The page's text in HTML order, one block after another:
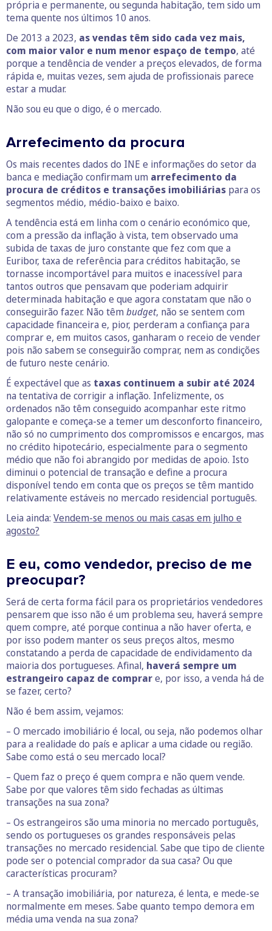
própria e permanente, ou segunda habitação, tem sido um
tema quente nos últimos 10 anos.
De 2013 a 2023, as vendas têm sido cada vez mais,
com maior valor e num menor espaço de tempo, até
porque a tendência de vender a preços elevados, de forma
rápida e, muitas vezes, sem ajuda de profissionais parece
estar a mudar.
Não sou eu que o digo, é o mercado.
Arrefecimento da procura
Os mais recentes dados do INE e informações do setor da
banca e mediação confirmam um arrefecimento da
procura de créditos e transações imobiliárias para os
segmentos médio, médio-baixo e baixo.
A tendência está em linha com o cenário económico que,
com a pressão da inflação à vista, tem observado uma
subida de taxas de juro constante que fez com que a
Euribor, taxa de referência para créditos habitação, se
tornasse incomportável para muitos e inacessível para
tantos outros que pensavam que poderiam adquirir
determinada habitação e que agora constatam que não o
conseguirão fazer. Não têm budget, não se sentem com
capacidade financeira e, pior, perderam a confiança para
comprar e, em muitos casos, ganharam o receio de vender
pois não sabem se conseguirão comprar, nem as condições
de futuro neste cenário.
É expectável que as taxas continuem a subir até 2024
na tentativa de corrigir a inflação. Infelizmente, os
ordenados não têm conseguido acompanhar este ritmo
galopante e começa-se a temer um desconforto financeiro,
não só no cumprimento dos compromissos e encargos, mas
no crédito hipotecário, especialmente para o segmento
médio que não foi abrangido por medidas de apoio. Isto
diminui o potencial de transação e define a procura
disponível tendo em conta que os preços se têm mantido
relativamente estáveis no mercado residencial português.
Leia ainda: Vendem-se menos ou mais casas em julho e
agosto?
E eu, como vendedor, preciso de me
preocupar?
Será de certa forma fácil para os proprietários vendedores
pensarem que isso não é um problema seu, haverá sempre
quem compre, até porque continua a não haver oferta, e
por isso podem manter os seus preços altos, mesmo
constatando a perda de capacidade de endividamento da
maioria dos portugueses. Afinal, haverá sempre um
estrangeiro capaz de comprare, por isso, a venda há de
se fazer, certo?
Não é bem assim, vejamos:
– O mercado imobiliário é local, ou seja, não podemos olhar
para a realidade do país e aplicar a uma cidade ou região.
Sabe como está o seu mercado local?
– Quem faz o preço é quem compra e não quem vende.
Sabe por que valores têm sido fechadas as últimas
transações na sua zona?
– Os estrangeiros são uma minoria no mercado português,
sendo os portugueses os grandes responsáveis pelas
transações no mercado residencial. Sabe que tipo de cliente
pode ser o potencial comprador da sua casa? Ou que
características procuram?
– A transação imobiliária, por natureza, é lenta, e mede-se
normalmente em meses. Sabe quanto tempo demora em
média uma venda na sua zona?